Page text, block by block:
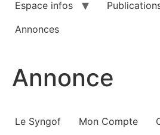
Espace infos
Annonces
Annonce
Le Syngof Mon Compte